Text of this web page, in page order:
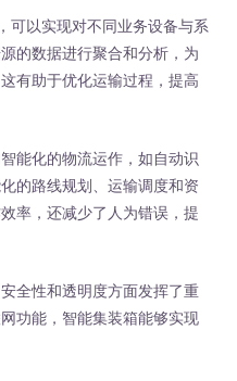
以实现对不同业务设备与系
的数据进行聚合和分析，为
有助于优化运输过程，提高
化的物流运作，如自动识
的路线规划、运输调度和资
率，还减少了人为错误，提
性和透明度方面发挥了重
功能，智能集装箱能够实现